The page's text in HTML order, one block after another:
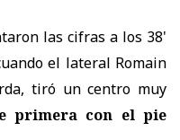
las cifras a los 38'
el lateral Romain
tiró un centro muy
primera con el pie